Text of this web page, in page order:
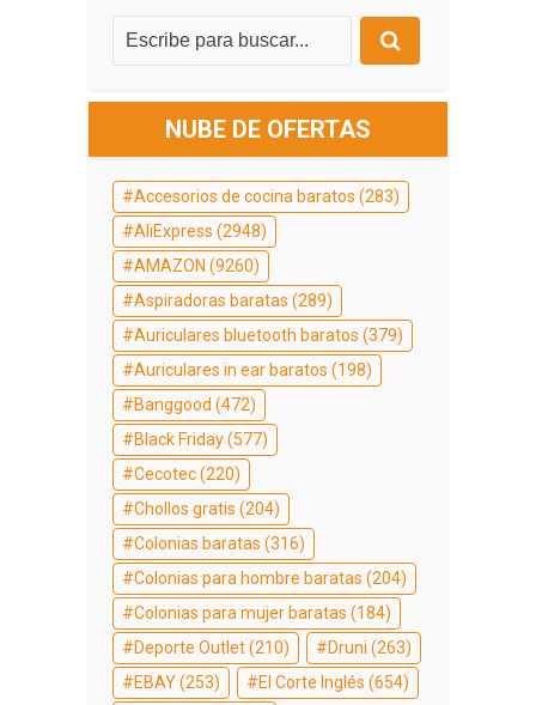
NUBE DE OFERTAS
Accesorios de cocina baratos (283)
AliExpress (2948)
AMAZON (9260)
Aspiradoras baratas (289)
Auriculares bluetooth baratos (379)
Auriculares in ear baratos (198)
Banggood (472)
Black Friday(577)
Cecotec(220)
Chollos gratis (204)
Colonias baratas (316)
Colonias para hombre baratas (204)
Colonias para mujer baratas (184)
Deporte Outlet(210) Druni (263)
EBAY(253) El Corte Inglés (654)